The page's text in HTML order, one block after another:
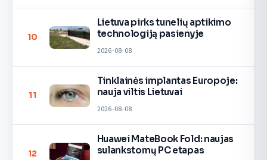
10
Lietuva pirks tunelių aptikimo
technologiją pasienyje
2026-08-08
11
Tinklainės implantas Europoje:
nauja viltis Lietuvai
2026-08-08
12
Huawei MateBook Fold: naujas
sulankstomų PC etapas